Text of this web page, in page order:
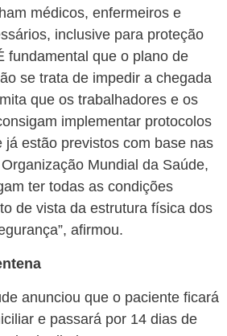
médicos, enfermeiros e
inclusive para proteção
fundamental que o plano de
se trata de impedir a chegada
que os trabalhadores e os
implementar protocolos
já estão previstos com base nas
Mundial da Saúde,
ter todas as condições
de vista da estrutura física dos
afirmou.
anunciou que o paciente ficará
e passará por 14 dias de